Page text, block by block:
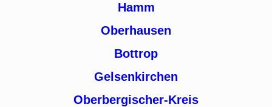
Hamm
Oberhausen
Bottrop
Gelsenkirchen
Oberbergischer-Kreis